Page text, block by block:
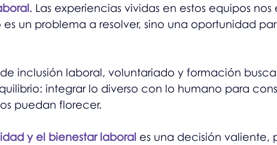
. Las experiencias vividas en estos equipos nos
un problema a resolver, sino una oportunidad
de inclusión laboral, voluntariado y formación
integrar lo diverso con lo humano para
puedan florecer.
y el bienestar laboral es una decisión valiente,